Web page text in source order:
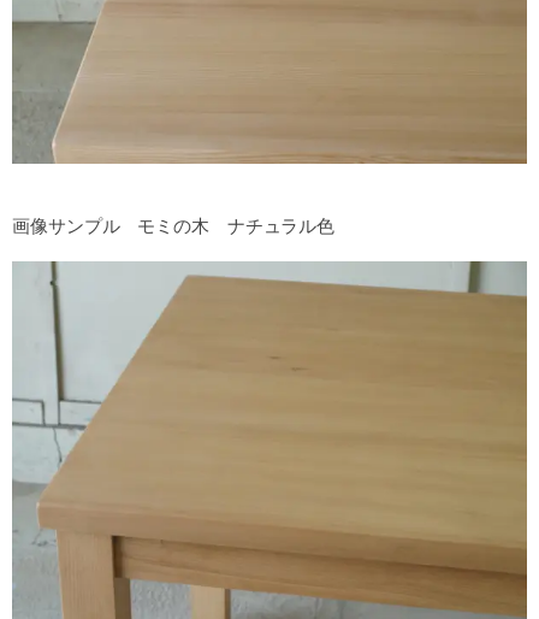
画像サンプル モミの木 ナチュラル色